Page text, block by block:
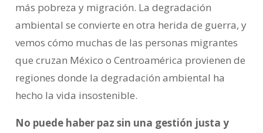
más pobreza y migración. La degradación
ambiental se convierte en otra herida de guerra, y
vemos cómo muchas de las personas migrantes
que cruzan México o Centroamérica provienen de
regiones donde la degradación ambiental ha
hecho la vida insostenible.
No puede haber paz sin una gestión justa y